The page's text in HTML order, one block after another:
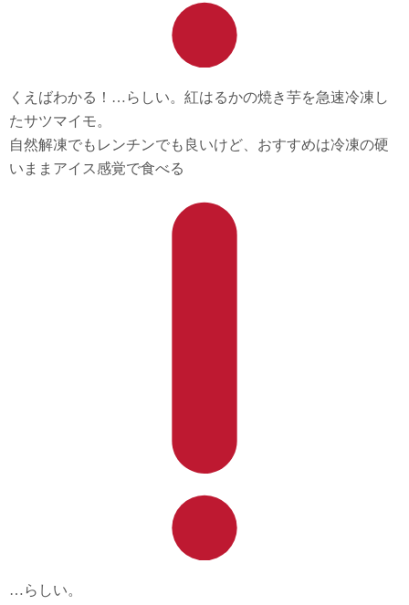
くえばわかる！…らしい。紅はるかの焼き芋を急速冷凍し
たサツマイモ。
自然解凍でもレンチンでも良いけど、おすすめは冷凍の硬
いままアイス感覚で食べる
…らしい。